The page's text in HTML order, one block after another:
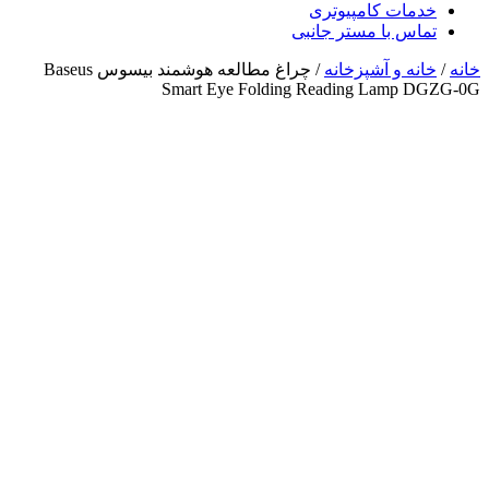
خدمات کامپیوتری
تماس با مستر جانبی
خانه / خانه و آشپزخانه
/ چراغ مطالعه هوشمند بیسوس Baseus
Smart Eye Folding Reading Lamp DGZG-0G